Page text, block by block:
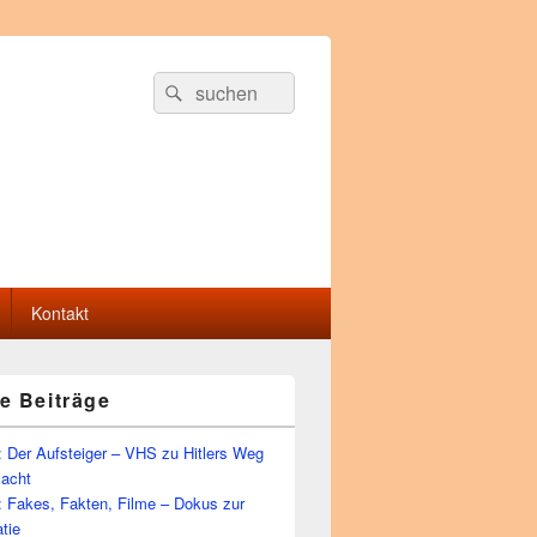
Suche
nach:
Suchen
Kontakt
Beiträge
Der Aufsteiger – VHS zu Hitlers Weg
Fakes, Fakten, Filme – Dokus zur